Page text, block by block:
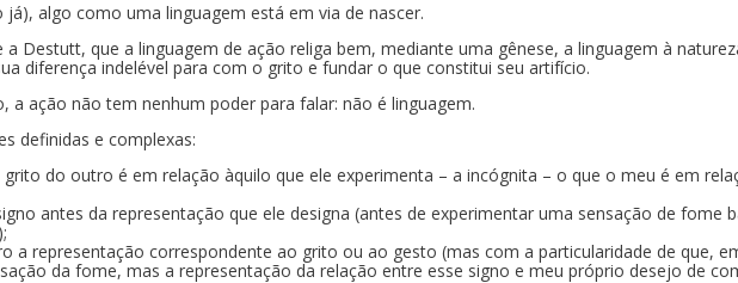
algo como uma linguagem está em via de nascer.
a Destutt, que a linguagem de ação religa bem, mediante uma gênese, a linguagem à
diferença indelével para com o grito e fundar o que constitui seu artifício.
ação não tem nenhum poder para falar: não é linguagem.
definidas e complexas:
do outro é em relação àquilo que ele experimenta – a incógnita – o que o meu é em
antes da representação que ele designa (antes de experimentar uma sensação de fome
a representação correspondente ao grito ou ao gesto (mas com a particularidade de que,
da fome, mas a representação da relação entre esse signo e meu próprio desejo de